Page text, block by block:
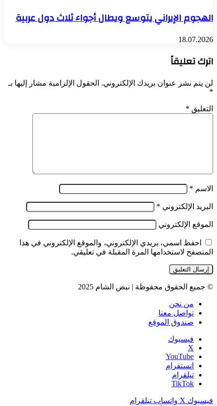
الهجوم الإيراني يتوسع ويطال أجواء ثلاث دول عربية
18.07.2026
اترك تعليقاً
لن يتم نشر عنوان بريدك الإلكتروني. الحقول الإلزامية مشار إليها بـ
*
التعليق *
الاسم *
البريد الإلكتروني *
الموقع الإلكتروني
احفظ اسمي، بريدي الإلكتروني، والموقع الإلكتروني في هذا
المتصفح لاستخدامها المرة المقبلة في تعليقي.
© جميع الحقوق محفوظة | نبض الشام 2025
من نحن
تواصل معنا
صندوق الموقع
فيسبوك
‫X
‫YouTube
انستقرام
تيلقرام
‫TikTok
فيسبوك ‫X واتساب تيلقرام